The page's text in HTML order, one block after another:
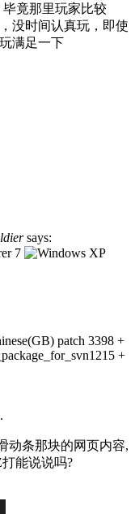
毕竟那里玩家比较
没时间认真玩，即使
满足一下
says:
patch 3398 +
+
动条那块的网页内容,
能说说吗?